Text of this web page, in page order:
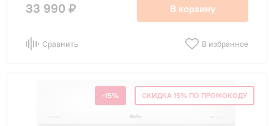
33 990 ₽ В корзину
Сравнить В избранное
-15% СКИДКА 15% ПО ПРОМОКОДУ